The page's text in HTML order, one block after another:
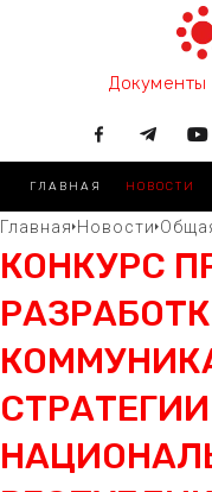
Документы
ГЛАВНАЯ НОВОСТИ
Главная Новости
КОНКУРС